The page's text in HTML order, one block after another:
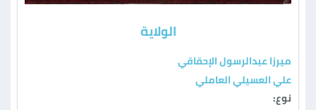
الولاية
ميرزا عبدالرسول الإحقاقي
علي العسيلي العاملي
نوع: